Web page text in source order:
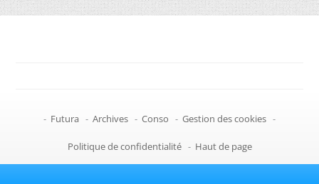
- Futura - Archives - Conso - Gestion des cookies -
Politique de confidentialité - Haut de page